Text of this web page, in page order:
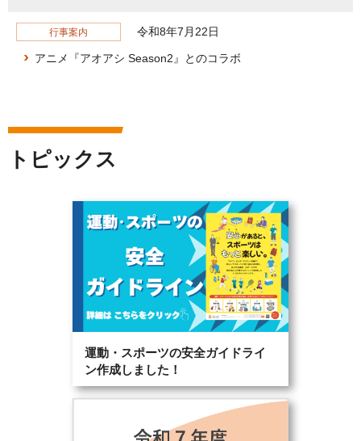
行事案内 令和8年7月22日
アニメ『アオアシ Season2』とのコラボ
トピックス
運動・スポーツの安全ガイドライ
ン作成しました！